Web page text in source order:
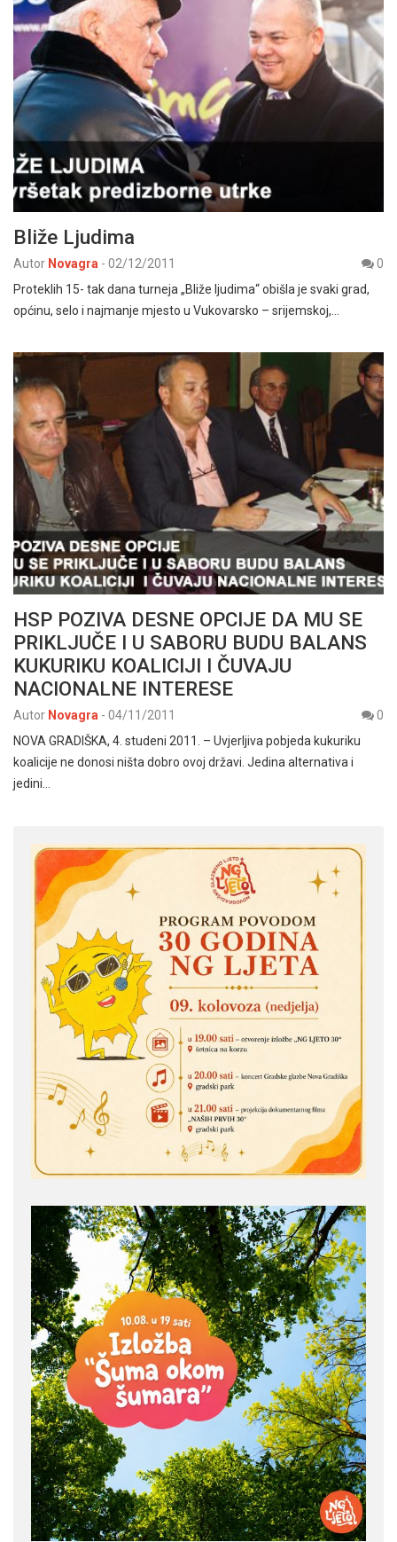
Bliže Ljudima
Autor Novagra - 02/12/2011
0
Proteklih 15- tak dana turneja „Bliže ljudima“ obišla je svaki grad,
općinu, selo i najmanje mjesto u Vukovarsko – srijemskoj,…
HSP POZIVA DESNE OPCIJE DA MU SE
PRIKLJUČE I U SABORU BUDU BALANS
KUKURIKU KOALICIJI I ČUVAJU
NACIONALNE INTERESE
Autor Novagra - 04/11/2011
0
NOVA GRADIŠKA, 4. studeni 2011. – Uvjerljiva pobjeda kukuriku
koalicije ne donosi ništa dobro ovoj državi. Jedina alternativa i
jedini…